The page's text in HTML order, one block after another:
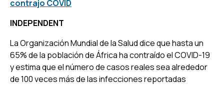
contrajo COVID
INDEPENDENT
La Organización Mundial de la Salud dice que hasta un
65% de la población de África ha contraído el COVID-19
y estima que el número de casos reales sea alrededor
de 100 veces más de las infecciones reportadas